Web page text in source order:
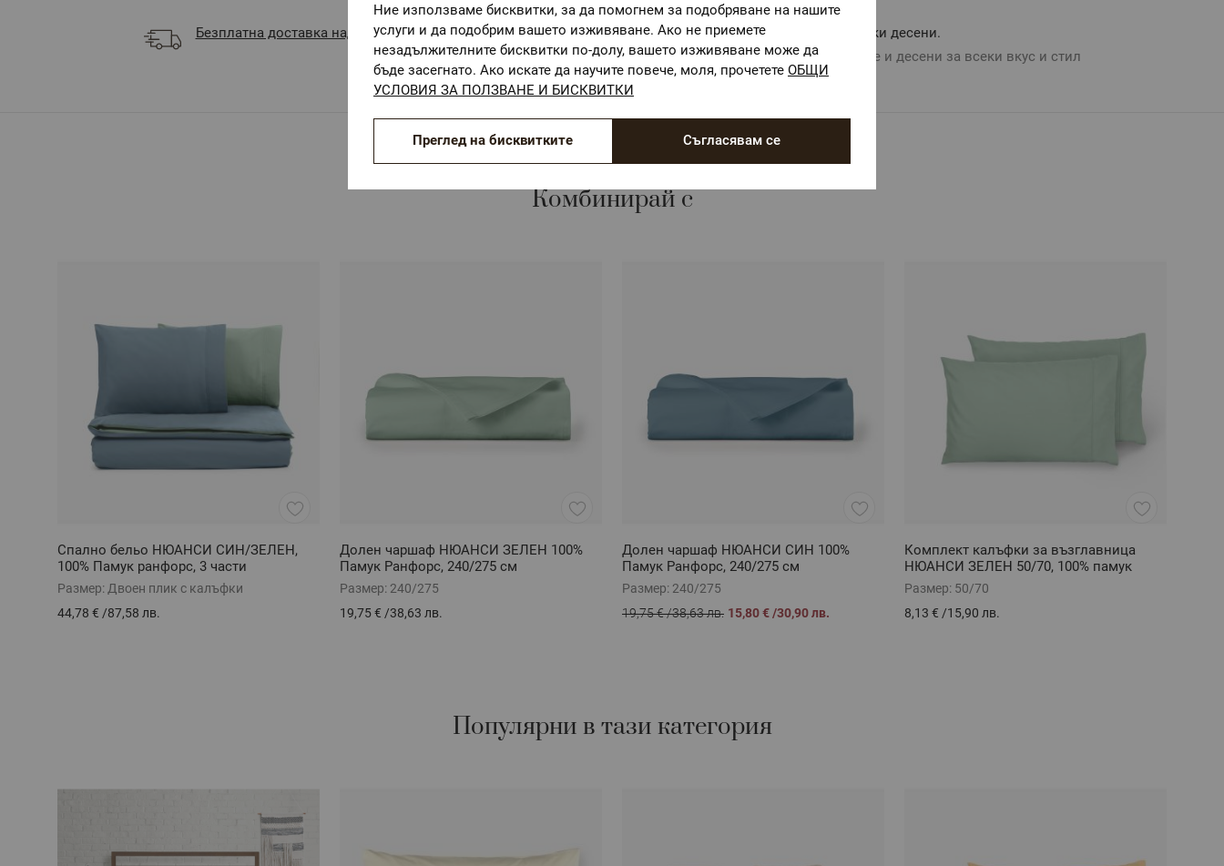
Безплатна доставка над 68 €
ОЕКО-ТЕКС СТАНДАРТ 100
Текстилни материали, безопасни за Вашето здраве
Авторски десени.
Цветове и десени за всеки вкус и стил
Комбинирай с
Спално бельо НЮАНСИ СИН/ЗЕЛЕН,
100% Памук ранфорс, 3 части
Размер: Двоен плик с калъфки
44,78 € /87,58 лв.
Долен чаршаф НЮАНСИ ЗЕЛЕН 100%
Памук Ранфорс, 240/275 см
Размер: 240/275
19,75 € /38,63 лв.
Долен чаршаф НЮАНСИ СИН 100%
Памук Ранфорс, 240/275 см
Размер: 240/275
19,75 €/38,63 лв. 15,80 €/30,90 лв.
Комплект калъфки за възглавница
НЮАНСИ ЗЕЛЕН 50/70, 100% памук
ранфорс
Размер: 50/70
8,13 € /15,90 лв.
Популярни в тази категория
Ние използваме бисквитки, за да помогнем за подобряване на нашите
услуги и да подобрим вашето изживяване. Ако не приемете
незадължителните бисквитки по-долу, вашето изживяване може да
бъде засегнато. Ако искате да научите повече, моля, прочетете ОБЩИ
УСЛОВИЯ ЗА ПОЛЗВАНЕ И БИСКВИТКИ
Съгласявам се
Преглед на бисквитките